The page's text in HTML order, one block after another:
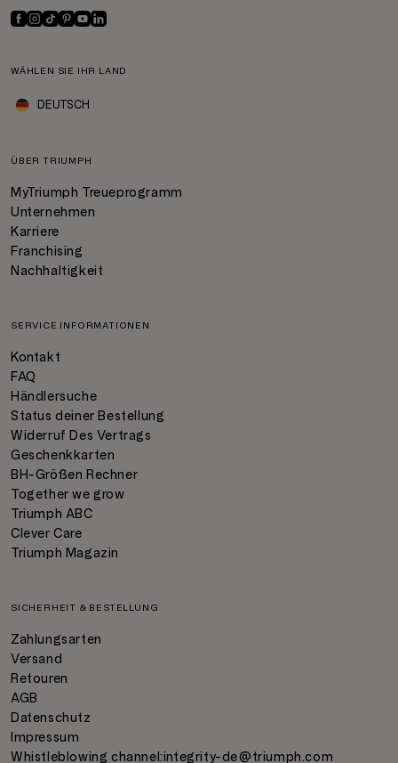
WÄHLEN SIE IHR LAND
DEUTSCH
ÜBER TRIUMPH
MyTriumph Treueprogramm
Unternehmen
Karriere
Franchising
Nachhaltigkeit
SERVICE INFORMATIONEN
Kontakt
FAQ
Händlersuche
Status deiner Bestellung
Widerruf Des Vertrags
Geschenkkarten
BH-Größen Rechner
Together we grow
Triumph ABC
Clever Care
Triumph Magazin
SICHERHEIT & BESTELLUNG
Zahlungsarten
Versand
Retouren
AGB
Datenschutz
Impressum
Whistleblowing channel:integrity-de@triumph.com